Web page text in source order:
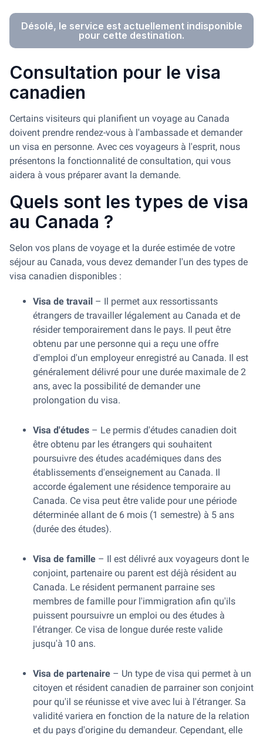
Désolé, le service est actuellement indisponible
pour cette destination.
Consultation pour le visa
canadien
Certains visiteurs qui planifient un voyage au Canada
doivent prendre rendez-vous à l'ambassade et demander
un visa en personne. Avec ces voyageurs à l'esprit, nous
présentons la fonctionnalité de consultation, qui vous
aidera à vous préparer avant la demande.
Quels sont les types de visa
au Canada ?
Selon vos plans de voyage et la durée estimée de votre
séjour au Canada, vous devez demander l'un des types de
visa canadien disponibles :
Visa de travail – Il permet aux ressortissants
étrangers de travailler légalement au Canada et de
résider temporairement dans le pays. Il peut être
obtenu par une personne qui a reçu une offre
d'emploi d'un employeur enregistré au Canada. Il est
généralement délivré pour une durée maximale de 2
ans, avec la possibilité de demander une
prolongation du visa.
Visa d'études – Le permis d'études canadien doit
être obtenu par les étrangers qui souhaitent
poursuivre des études académiques dans des
établissements d'enseignement au Canada. Il
accorde également une résidence temporaire au
Canada. Ce visa peut être valide pour une période
déterminée allant de 6 mois (1 semestre) à 5 ans
(durée des études).
Visa de famille – Il est délivré aux voyageurs dont le
conjoint, partenaire ou parent est déjà résident au
Canada. Le résident permanent parraine ses
membres de famille pour l'immigration afin qu'ils
puissent poursuivre un emploi ou des études à
l'étranger. Ce visa de longue durée reste valide
jusqu'à 10 ans.
Visa de partenaire – Un type de visa qui permet à un
citoyen et résident canadien de parrainer son conjoint
pour qu'il se réunisse et vive avec lui à l'étranger. Sa
validité variera en fonction de la nature de la relation
et du pays d'origine du demandeur. Cependant, elle